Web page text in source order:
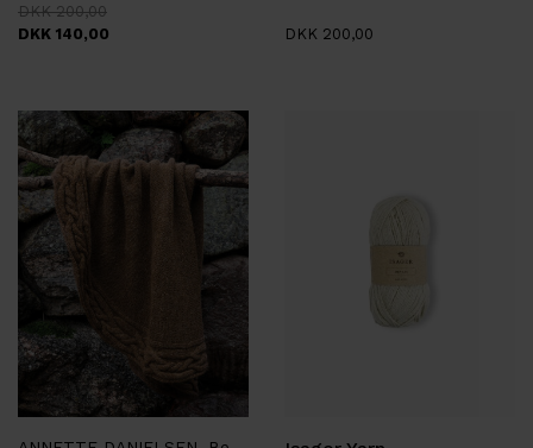
DKK 200,00
DKK 140,00
DKK 200,00